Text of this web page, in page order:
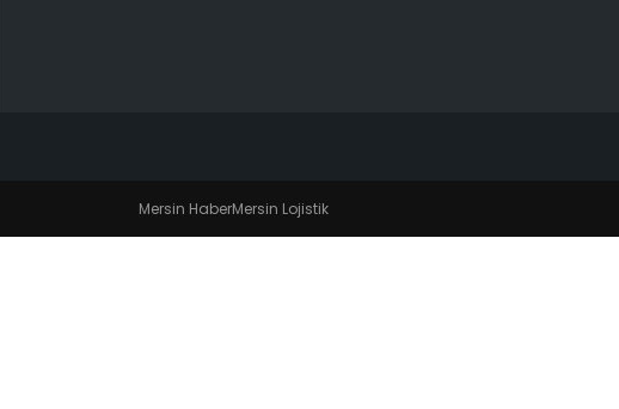
Mersin HaberMersin Lojistik